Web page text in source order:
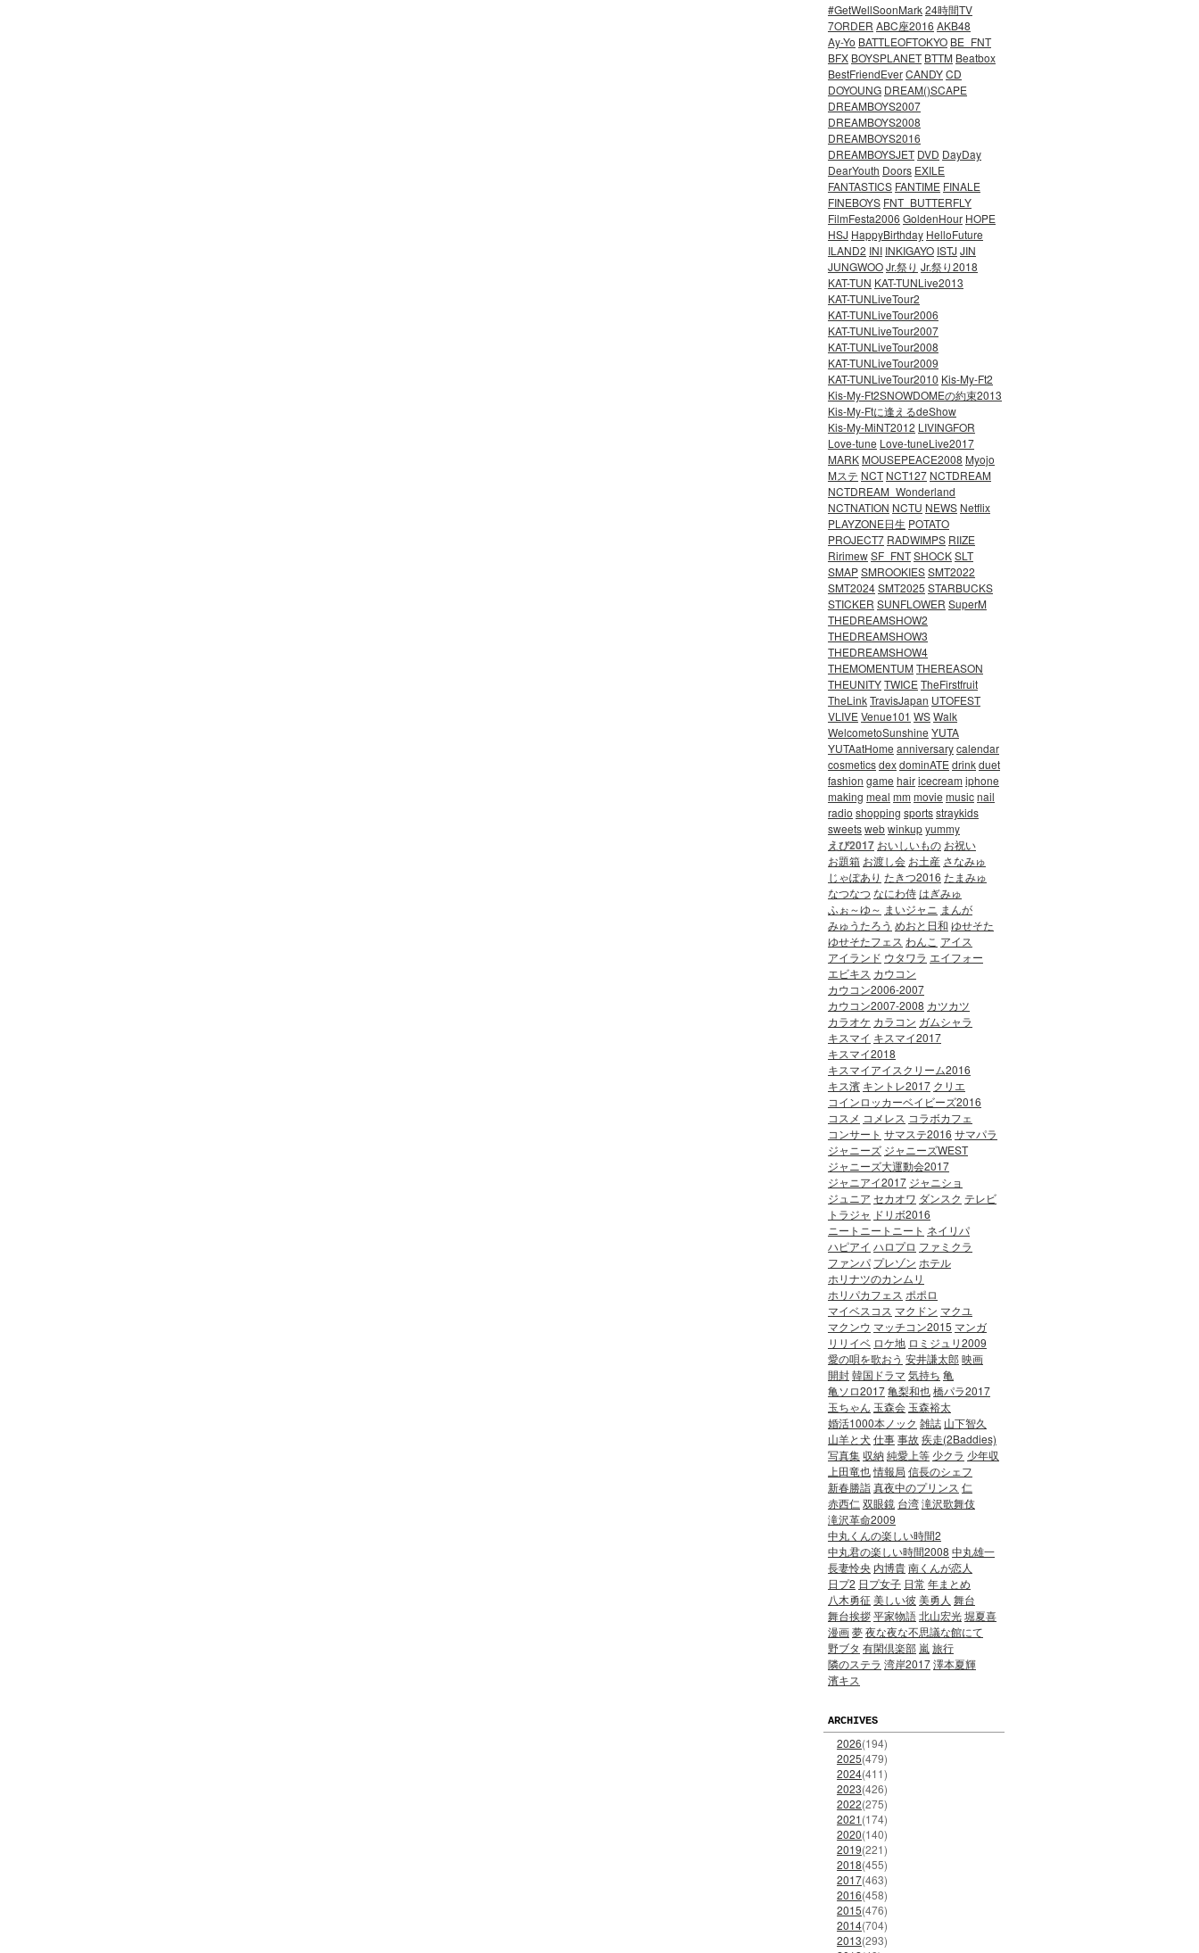
#GetWellSoonMark24時間TV
7ORDER ABC座2016 AKB48
Ay-Yo BATTLEOFTOKYO BE_FNT
BFX BOYSPLANET BTTM Beatbox
BestFriendEverCANDYCD
DOYOUNG DREAM()SCAPE
DREAMBOYS2007
DREAMBOYS2008
DREAMBOYS2016
DREAMBOYSJET DVD DayDay
DearYouth Doors EXILE
FANTASTICS FANTIME FINALE
FINEBOYS FNT_BUTTERFLY
FilmFesta2006 GoldenHour HOPE
HSJ HappyBirthday HelloFuture
ILAND2 INI INKIGAYO ISTJ JIN
JUNGWOOJr.祭り Jr.祭り2018
KAT-TUN KAT-TUNLive2013
KAT-TUNLiveTour2
KAT-TUNLiveTour2006
KAT-TUNLiveTour2007
KAT-TUNLiveTour2008
KAT-TUNLiveTour2009
KAT-TUNLiveTour2010 Kis-My-Ft2
Kis-My-Ft2SNOWDOMEの約束2013
Kis-My-Ftに逢えるdeShow
Kis-My-MiNT2012 LIVINGFOR
Love-tune Love-tuneLive2017
MARK MOUSEPEACE2008 Myojo
Mステ NCT NCT127 NCTDREAM
NCTDREAM_Wonderland
NCTNATION NCTU NEWS Netflix
PLAYZONE日生 POTATO
PROJECT7 RADWIMPS RIIZE
RirimewSF_FNTSHOCKSLT
SMAPSMROOKIESSMT2022
SMT2024SMT2025 STARBUCKS
STICKER SUNFLOWER SuperM
THEDREAMSHOW2
THEDREAMSHOW3
THEDREAMSHOW4
THEMOMENTUMTHEREASON
THEUNITYTWICETheFirstfruit
TheLinkTravisJapan UTOFEST
VLIVEVenue101 WSWalk
WelcometoSunshine YUTA
YUTAatHome anniversarycalendar
cosmeticsdexdominATEdrinkduet
fashion game hairicecream iphone
making meal mm movie musicnail
radio shopping sportsstraykids
sweetswebwinkupyummy
えび2017 おいしいもの お祝い
お題箱 お渡し会 お土産 さなみゅ
じゃぽあり たきつ2016 たまみゅ
なつなつ なにわ侍はぎみゅ
ふぉ～ゆ～ まいジャニ まんが
みゅうたろう めおと日和 ゆせそた
ゆせそたフェス わんこ アイス
アイランド ウタワラ エイフォー
エビキス カウコン
カウコン2006-2007
カウコン2007-2008 カツカツ
カラオケ カラコン ガムシャラ
キスマイ キスマイ2017
キスマイ2018
キスマイアイスクリーム2016
キス濱 キントレ2017 クリエ
コインロッカーベイビーズ2016
コスメ コメレス コラボカフェ
コンサート サマステ2016 サマパラ
ジャニーズ ジャニーズWEST
ジャニーズ大運動会2017
ジャニアイ2017 ジャニショ
ジュニア セカオワ ダンスク テレビ
トラジャ ドリボ2016
ニートニートニート ネイリパ
ハピアイ ハロプロ ファミクラ
ファンパ プレゾン ホテル
ホリナツのカンムリ
ホリパカフェス ポポロ
マイベスコス マクドン マクユ
マクンウ マッチコン2015 マンガ
リリイベ ロケ地 ロミジュリ2009
愛の唄を歌おう 安井謙太郎映画
開封韓国ドラマ 気持ち 亀
亀ソロ2017亀梨和也橋パラ2017
玉ちゃん 玉森会 玉森裕太
婚活1000本ノック 雑誌 山下智久
山羊と犬 仕事事故疾走(2Baddies)
写真集収納純愛上等 少クラ 少年収
上田竜也情報局 信長のシェフ
新春勝詣真夜中のプリンス 仁
赤西仁 双眼鏡 台湾滝沢歌舞伎
滝沢革命2009
中丸くんの楽しい時間2
中丸君の楽しい時間2008 中丸雄一
長妻怜央 内博貴南くんが恋人
日プ2 日プ女子 日常 年まとめ
八木勇征 美しい彼美勇人 舞台
舞台挨拶平家物語北山宏光堀夏喜
漫画夢夜な夜な不思議な館にて
野ブタ 有閑倶楽部 嵐 旅行
隣のステラ 湾岸2017澤本夏輝
濱キス
ARCHIVES
2026(194)
2025(479)
2024(411)
2023(426)
2022(275)
2021(174)
2020(140)
2019(221)
2018(455)
2017(463)
2016(458)
2015(476)
2014(704)
2013(293)